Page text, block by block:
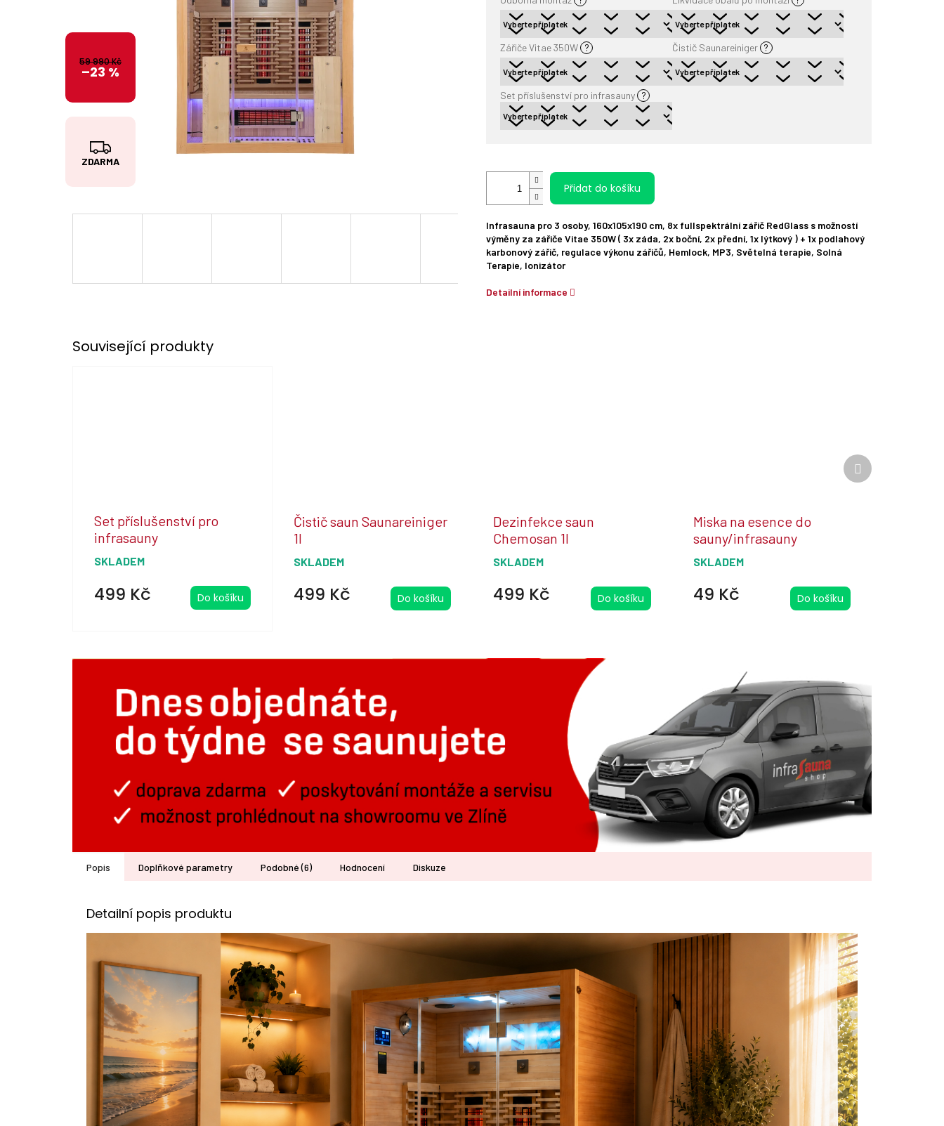
Z
D
R
ZDARMA
59 990 Kč
–23 %
Zářiče Vitae 350W ? Čistič Saunareiniger ?
Set příslušenství pro infrasauny ?
Přidat do košíku
Infrasauna pro 3 osoby, 160x105x190 cm, 8x fullspektrální zářič RedGlass s možností
výměny za zářiče Vitae 350W ( 3x záda, 2x boční, 2x přední, 1x lýtkový ) + 1x podlahový
karbonový zářič, regulace výkonu zářičů, Hemlock, MP3, Světelná terapie, Solná
Terapie, Ionizátor
Detailní informace
Související produkty
Set příslušenství pro
infrasauny
SKLADEM
499 Kč Do košíku
Čistič saun Saunareiniger
1l
SKLADEM
499 Kč Do košíku
Dezinfekce saun
Chemosan 1l
SKLADEM
499 Kč Do košíku
Miska na esence do
sauny/infrasauny
SKLADEM
49 Kč Do košíku
Další
produkt
Popis Doplňkové parametry Podobné (6) Hodnocení Diskuze
Detailní popis produktu